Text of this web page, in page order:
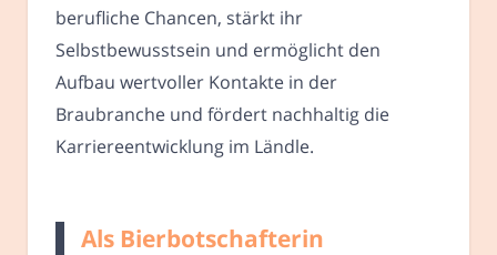
berufliche Chancen, stärkt ihr
Selbstbewusstsein und ermöglicht den
Aufbau wertvoller Kontakte in der
Braubranche und fördert nachhaltig die
Karriereentwicklung im Ländle.
Als Bierbotschafterin